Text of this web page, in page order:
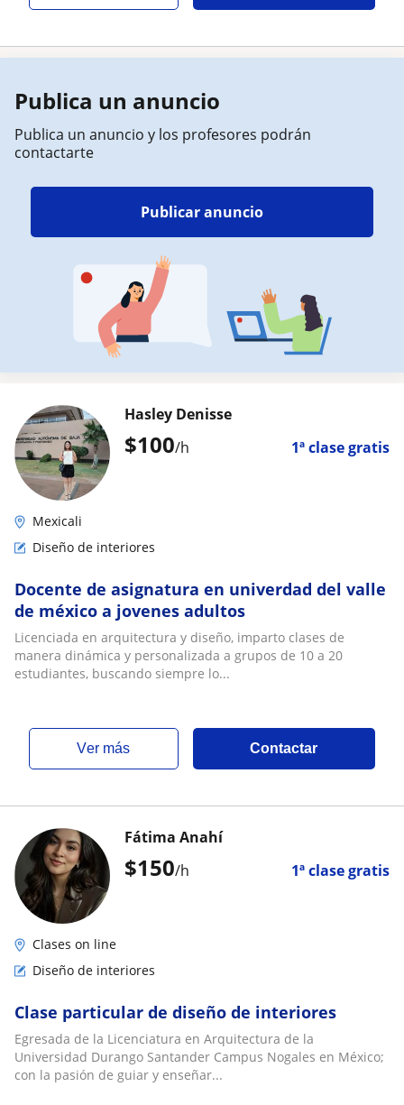
Publica un anuncio
Publica un anuncio y los profesores podrán
contactarte
Publicar anuncio
$100/h 1ª clase gratis
Hasley Denisse
Mexicali
Diseño de interiores
Docente de asignatura en univerdad del valle
de méxico a jovenes adultos
Licenciada en arquitectura y diseño, imparto clases de
manera dinámica y personalizada a grupos de 10 a 20
estudiantes, buscando siempre lo...
ver más Contactar
$150/h 1ª clase gratis
Fátima Anahí
Clases on line
Diseño de interiores
Clase particular de diseño de interiores
Egresada de la Licenciatura en Arquitectura de la
Universidad Durango Santander Campus Nogales en México;
con la pasión de guiar y enseñar...